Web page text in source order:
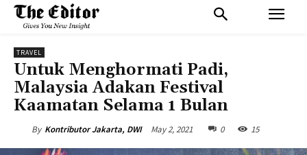
TRAVEL
Untuk Menghormati Padi,
Malaysia Adakan Festival
Kaamatan Selama 1 Bulan
By Kontributor Jakarta, DWI May 2, 2021 0 15